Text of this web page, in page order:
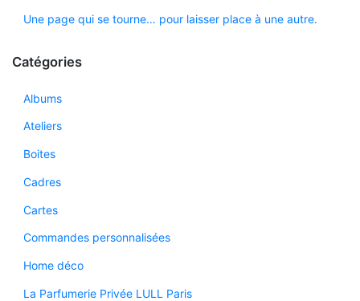
Une page qui se tourne… pour laisser place à une autre.
Catégories
Albums
Ateliers
Boites
Cadres
Cartes
Commandes personnalisées
Home déco
La Parfumerie Privée LULL Paris